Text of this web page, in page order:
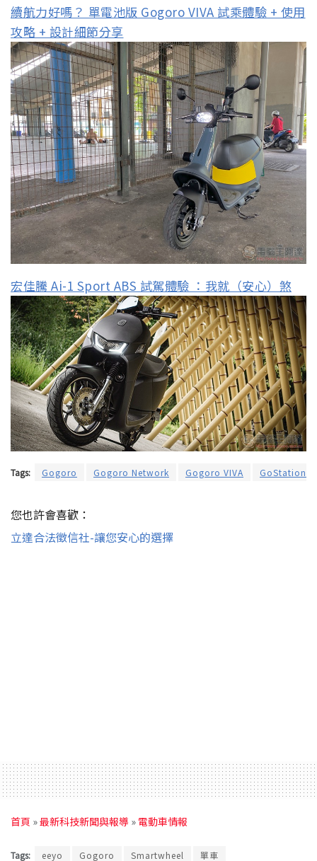
續航力好嗎？ 單電池版 Gogoro VIVA 試乘體驗 + 使用
攻略 + 設計細節分享
宏佳騰 Ai-1 Sport ABS 試駕體驗 ：我就（安心）煞
Tags: Gogoro Gogoro Network Gogoro VIVA GoStation
您也許會喜歡：
立達合法徵信社-讓您安心的選擇
首頁 »最新科技新聞與報導 » 電動車情報
Tags: eeyo Gogoro Smartwheel 單車